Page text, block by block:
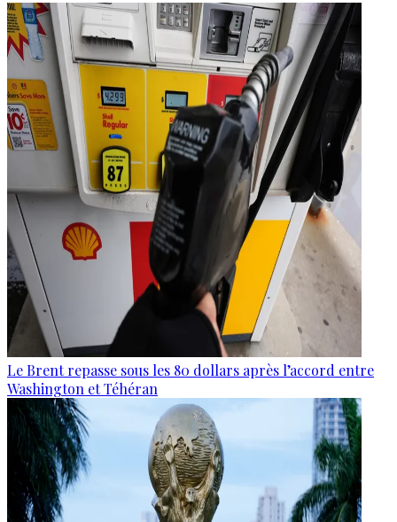
Le Brent repasse sous les 80 dollars après l’accord entre
Washington et Téhéran